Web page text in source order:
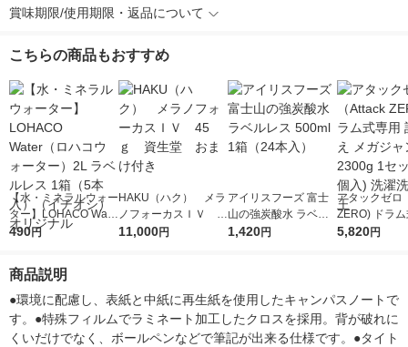
賞味期限/使用期限・返品について
こちらの商品もおすすめ
【水・ミネラルウォー
ター】LOHACO Wate
r（ロハコウォータ
シ） オリジナル
490円
HAKU（ハク） メラ
ノフォーカスＩＶ 4
5ｇ 資生堂 おまけ
11,000円
アイリスフーズ 富士
山の強炭酸水 ラベル
レス 500ml 1箱（24
1,420円
アタックゼロ
ZERO) ドラ
詰め替え メガ
5,820円
商品説明
●環境に配慮し、表紙と中紙に再生紙を使用したキャンパスノートで
す。●特殊フィルムでラミネート加工したクロスを採用。背が破れに
くいだけでなく、ボールペンなどで筆記が出来る仕様です。●タイト